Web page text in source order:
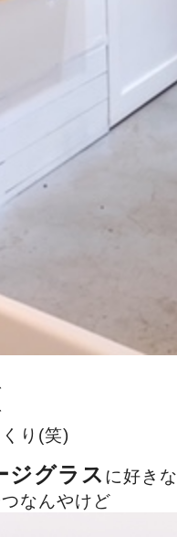
り(笑)
ジグラス に好きな
なんやけど